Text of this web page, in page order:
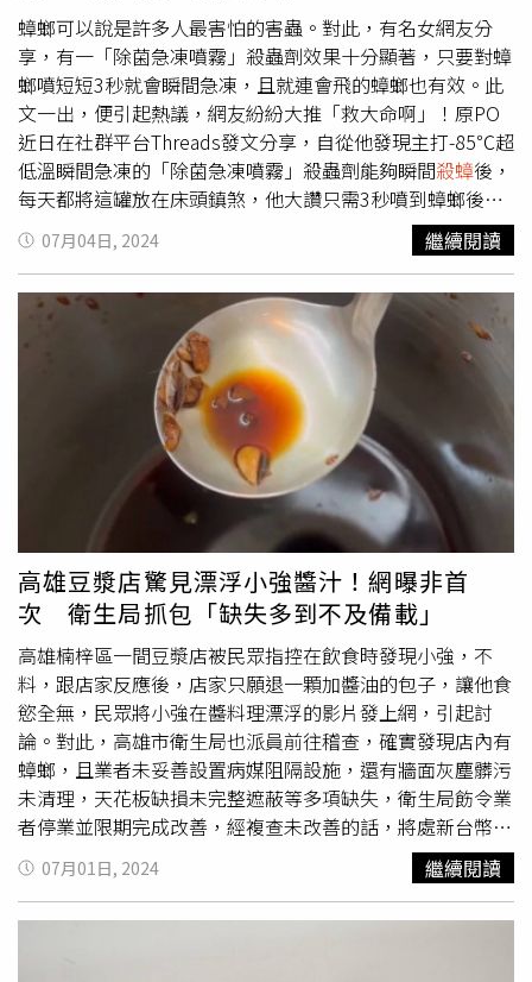
蟑螂可以說是許多人最害怕的害蟲。對此，有名女網友分
享，有一「除菌急凍噴霧」殺蟲劑效果十分顯著，只要對蟑
螂噴短短3秒就會瞬間急凍，且就連會飛的蟑螂也有效。此
文一出，便引起熱議，網友紛紛大推「救大命啊」！原PO
近日在社群平台Threads發文分享，自從他發現主打-85℃超
低溫瞬間急凍的「除菌急凍噴霧」殺蟲劑能夠瞬間殺蟑後，
每天都將這罐放在床頭鎮煞，他大讚只需3秒噴到蟑螂後就
立刻結冰，「家家戶戶都該擁有一罐」。原PO接著補充，
「除菌急凍噴霧」無味且不含殺蟲劑，還具有除菌效果，只
是瞬間冷凍蟑螂解凍後會復活，自己則會再使用肥皂水噴在
蟑螂肚子上。此文一出，便引起熱議，網友紛紛大推「這超
讚！」、「這個真的超讚，雖然小貴，但對於怕所有6腳生
物的獨居者來說救大命啊，我冰過飛進家裡的蟬跟蟑螂制動
力超讚，趁著還很凍趕快清潔也無痕」。
07月04日, 2024 繼續閱讀
高雄豆漿店驚見漂浮小強醬汁！網曝非首
次 衛生局抓包「缺失多到不及備載」
高雄楠梓區一間豆漿店被民眾指控在飲食時發現小強，不
料，跟店家反應後，店家只願退一顆加醬油的包子，讓他食
慾全無，民眾將小強在醬料理漂浮的影片發上網，引起討
論。對此，高雄市衛生局也派員前往稽查，確實發現店內有
蟑螂，且業者未妥善設置病媒阻隔設施，還有牆面灰塵髒污
未清理，天花板缺損未完整遮蔽等多項缺失，衛生局飭令業
者停業並限期完成改善，經複查未改善的話，將處新台幣6
萬元以上罰鍰。攪一攪醬鍋，半截食指大蟑螂活跳跳，手腳
緊抓湯匙邊緣，用餐民眾嚇傻。（圖／翻攝自臉書爆料公
社）從影片畫面可見，消費者準備淋醬油時，發現桶鍋內有
07月01日, 2024 繼續閱讀